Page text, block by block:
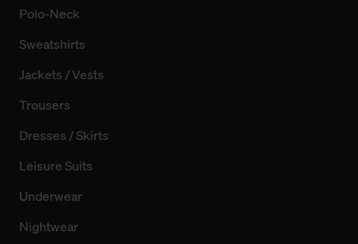
Polo-Neck
Sweatshirts
Jackets / Vests
Trousers
Dresses / Skirts
Leisure Suits
Underwear
Nightwear